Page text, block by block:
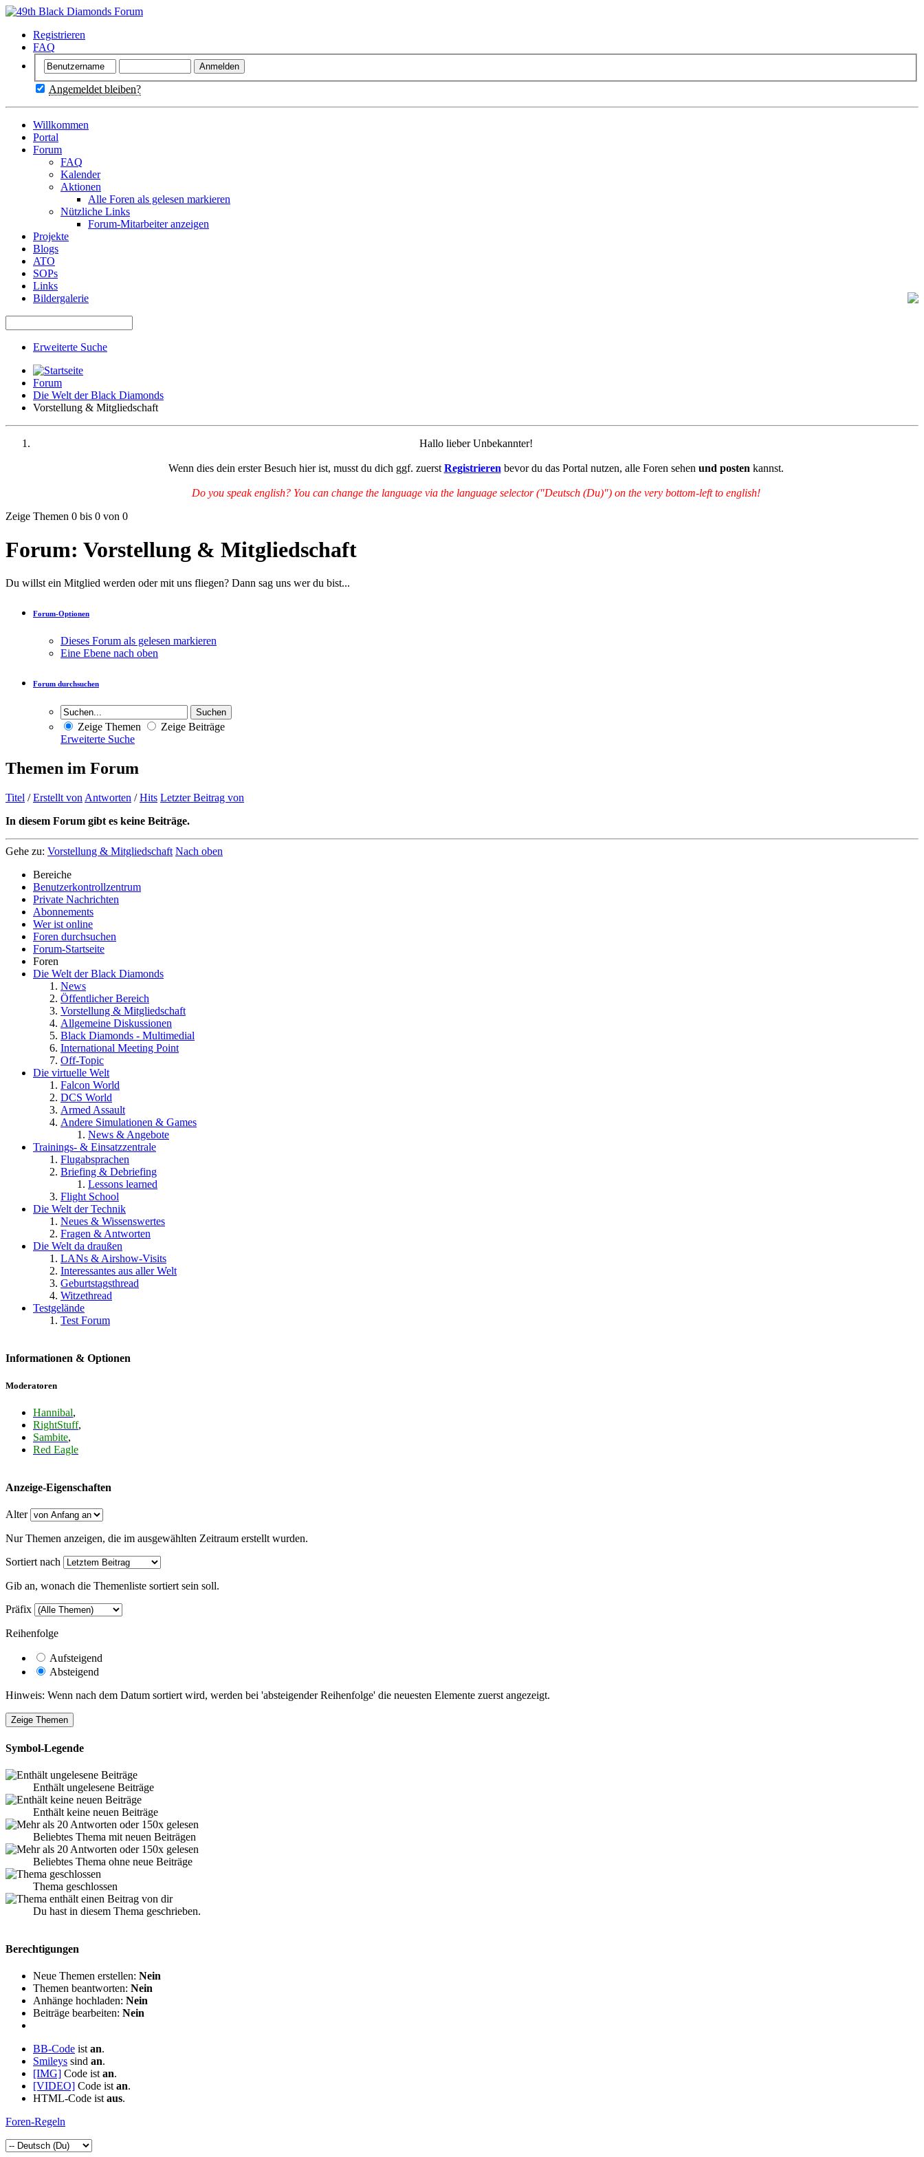
Registrieren
FAQ
Angemeldet bleiben?
Willkommen
Portal
Forum
FAQ
Kalender
Aktionen
Alle Foren als gelesen markieren
Nützliche Links
Forum-Mitarbeiter anzeigen
Projekte
Blogs
ATO
SOPs
Links
Bildergalerie
Erweiterte Suche
Forum
Die Welt der Black Diamonds
Vorstellung & Mitgliedschaft
Hallo lieber Unbekannter!
Wenn dies dein erster Besuch hier ist, musst du dich ggf. zuerst Registrieren bevor du das Portal nutzen, alle Foren sehen und posten kannst.
Do you speak english? You can change the language via the language selector ("Deutsch (Du)") on the very bottom-left to english!
Zeige Themen 0 bis 0 von 0
Forum: Vorstellung & Mitgliedschaft
Du willst ein Mitglied werden oder mit uns fliegen? Dann sag uns wer du bist...
Forum-Optionen
Dieses Forum als gelesen markieren
Eine Ebene nach oben
Forum durchsuchen
Zeige Themen
Zeige Beiträge
Erweiterte Suche
Themen im Forum
Titel /Erstellt von Antworten /Hits Letzter Beitrag von
In diesem Forum gibt es keine Beiträge.
Gehe zu: Vorstellung & Mitgliedschaft Nach oben
Bereiche
Benutzerkontrollzentrum
Private Nachrichten
Abonnements
Wer ist online
Foren durchsuchen
Forum-Startseite
Foren
Die Welt der Black Diamonds
News
Öffentlicher Bereich
Vorstellung & Mitgliedschaft
Allgemeine Diskussionen
Black Diamonds - Multimedial
International Meeting Point
Off-Topic
Die virtuelle Welt
Falcon World
DCS World
Armed Assault
Andere Simulationen & Games
News & Angebote
Trainings- & Einsatzzentrale
Flugabsprachen
Briefing & Debriefing
Lessons learned
Flight School
Die Welt der Technik
Neues & Wissenswertes
Fragen & Antworten
Die Welt da draußen
LANs & Airshow-Visits
Interessantes aus aller Welt
Geburtstagsthread
Witzethread
Testgelände
Test Forum
Informationen & Optionen
Moderatoren
Hannibal,
RightStuff,
Sambite,
Red Eagle
Anzeige-Eigenschaften
Alter
Nur Themen anzeigen, die im ausgewählten Zeitraum erstellt wurden.
Sortiert nach
Gib an, wonach die Themenliste sortiert sein soll.
Präfix
Reihenfolge
Aufsteigend
Absteigend
Hinweis: Wenn nach dem Datum sortiert wird, werden bei 'absteigender Reihenfolge' die neuesten Elemente zuerst angezeigt.
Symbol-Legende
Enthält ungelesene Beiträge
Enthält keine neuen Beiträge
Beliebtes Thema mit neuen Beiträgen
Beliebtes Thema ohne neue Beiträge
Thema geschlossen
Du hast in diesem Thema geschrieben.
Berechtigungen
Neue Themen erstellen: Nein
Themen beantworten: Nein
Anhänge hochladen: Nein
Beiträge bearbeiten: Nein
BB-Code ist an.
Smileys sind an.
[IMG] Code ist an.
[VIDEO] Code ist an.
HTML-Code ist aus.
Foren-Regeln